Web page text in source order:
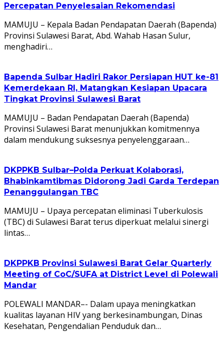
Percepatan Penyelesaian Rekomendasi
MAMUJU – Kepala Badan Pendapatan Daerah (Bapenda)
Provinsi Sulawesi Barat, Abd. Wahab Hasan Sulur,
menghadiri…
Bapenda Sulbar Hadiri Rakor Persiapan HUT ke-81
Kemerdekaan RI, Matangkan Kesiapan Upacara
Tingkat Provinsi Sulawesi Barat
MAMUJU – Badan Pendapatan Daerah (Bapenda)
Provinsi Sulawesi Barat menunjukkan komitmennya
dalam mendukung suksesnya penyelenggaraan…
DKPPKB Sulbar–Polda Perkuat Kolaborasi,
Bhabinkamtibmas Didorong Jadi Garda Terdepan
Penanggulangan TBC
MAMUJU – Upaya percepatan eliminasi Tuberkulosis
(TBC) di Sulawesi Barat terus diperkuat melalui sinergi
lintas…
DKPPKB Provinsi Sulawesi Barat Gelar Quarterly
Meeting of CoC/SUFA at District Level di Polewali
Mandar
POLEWALI MANDAR–- Dalam upaya meningkatkan
kualitas layanan HIV yang berkesinambungan, Dinas
Kesehatan, Pengendalian Penduduk dan…